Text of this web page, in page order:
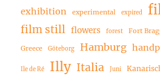
exhibition experimental expired
film still flowers forest Fort
Greece Göteborg Hamburg
Ile de Ré Illy Italia Juni